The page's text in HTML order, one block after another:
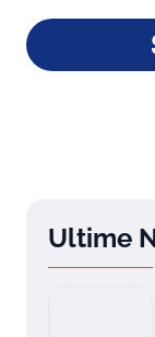
Ultime